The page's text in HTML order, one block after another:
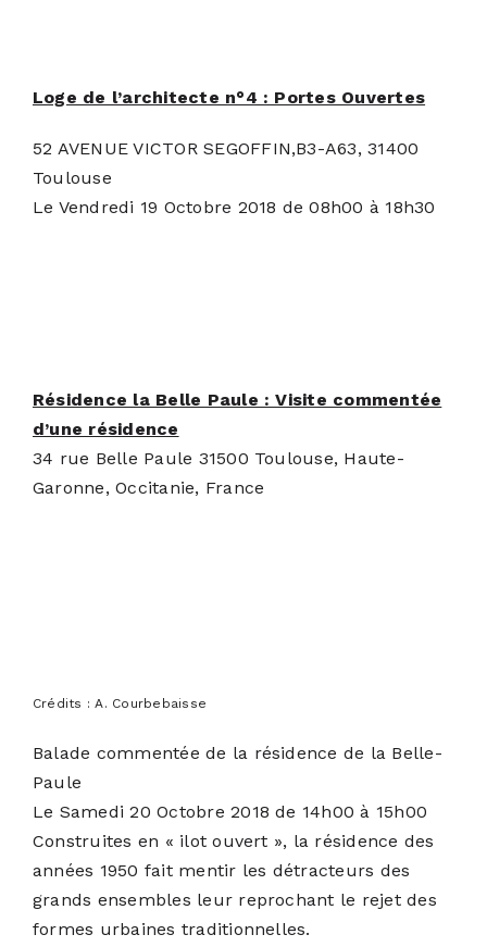
Loge de l’architecte n°4 : Portes Ouvertes
52 AVENUE VICTOR SEGOFFIN,B3-A63, 31400
Toulouse
Le Vendredi 19 Octobre 2018 de 08h00 à 18h30
Résidence la Belle Paule : Visite commentée
d’une résidence
34 rue Belle Paule 31500 Toulouse, Haute-
Garonne, Occitanie, France
Crédits : A. Courbebaisse
Balade commentée de la résidence de la Belle-
Paule
Le Samedi 20 Octobre 2018 de 14h00 à 15h00
Construites en « ilot ouvert », la résidence des
années 1950 fait mentir les détracteurs des
grands ensembles leur reprochant le rejet des
formes urbaines traditionnelles.